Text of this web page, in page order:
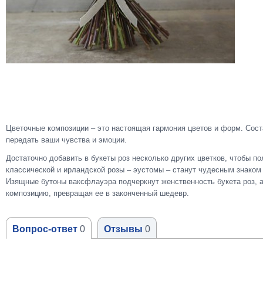
Цветочные композиции – это настоящая гармония цветов и форм.
передать ваши чувства и эмоции.
Достаточно добавить в букеты роз несколько других цветков, чтобы
классической и ирландской розы – эустомы – станут чудесным
Изящные бутоны ваксфлауэра подчеркнут женственность букета
композицию, превращая ее в законченный шедевр.
Вопрос-ответ 0 Отзывы 0